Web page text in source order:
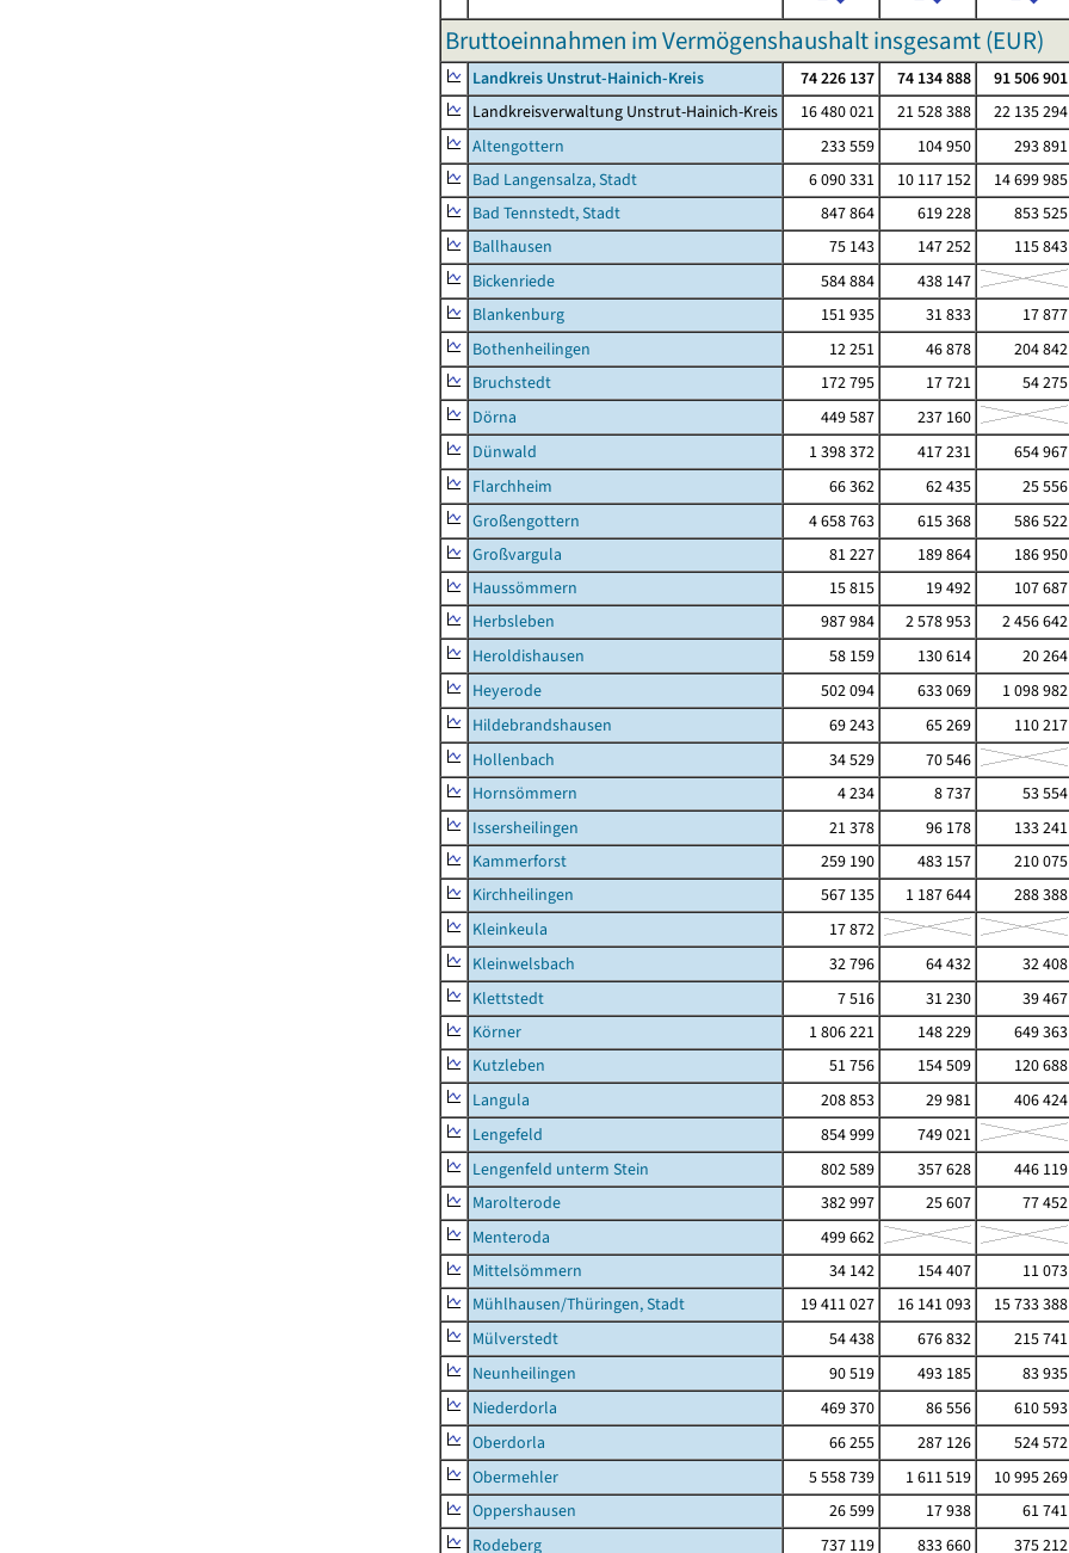
Bruttoeinnahmen im Vermögenshaushalt insgesamt (EUR)
Landkreis Unstrut-Hainich-Kreis 74 226 137 74 134 888 91 506 901
Landkreisverwaltung Unstrut-Hainich-Kreis
16 480 021 21 528 388 22 135 294
Altengottern
233 559 104 950 293 891
Bad Langensalza, Stadt
6 090 331 10 117 152 14 699 985
Bad Tennstedt, Stadt
847 864 619 228 853 525
Ballhausen
75 143 147 252 115 843
Bickenriede
584 884
438 147
Blankenburg
151 935 31 833 17 877
Bothenheilingen
12 251 46 878 204 842
Bruchstedt
172 795 17 721 54 275
Dörna
449 587
237 160
Dünwald
1 398 372 417 231 654 967
Flarchheim
66 362 62 435 25 556
Großengottern
4 658 763 615 368 586 522
Großvargula
81 227 189 864 186 950
Haussömmern
15 815 19 492 107 687
Herbsleben
987 984 2 578 953 2 456 642
Heroldishausen
58 159 130 614 20 264
Heyerode
502 094 633 069 1 098 982
Hildebrandshausen
69 243 65 269 110 217
Hollenbach
34 529
70 546
Hornsömmern
4 234 8 737 53 554
Issersheilingen
21 378 96 178 133 241
Kammerforst
259 190 483 157 210 075
Kirchheilingen
567 135 1 187 644 288 388
Kleinkeula
17 872
Kleinwelsbach
32 796 64 432 32 408
Klettstedt
7 516 31 230 39 467
Körner
1 806 221 148 229 649 363
Kutzleben
51 756 154 509 120 688
Langula
208 853 29 981 406 424
Lengefeld
854 999
749 021
Lengenfeld unterm Stein
802 589 357 628 446 119
Marolterode
382 997 25 607 77 452
Menteroda
499 662
Mittelsömmern
34 142 154 407 11 073
Mühlhausen/Thüringen, Stadt
19 411 027 16 141 093 15 733 388
Mülverstedt
54 438 676 832 215 741
Neunheilingen
90 519 493 185 83 935
Niederdorla
469 370 86 556 610 593
Oberdorla
66 255 287 126 524 572
Obermehler
5 558 739 1 611 519 10 995 269
Oppershausen
26 599 17 938 61 741
Rodeberg
737 119 833 660 375 212